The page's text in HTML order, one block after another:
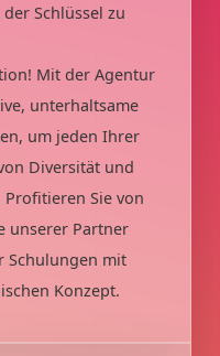
Schlüssel zu
Mit der Agentur
unterhaltsame
um jeden Ihrer
Diversität und
Sie von
unserer Partner
Schulungen mit
Konzept.